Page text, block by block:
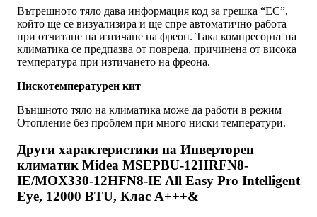
Вътрешното тяло дава информация код за грешка “EC”,
който ще се визуализира и ще спре автоматично работа
при отчитане на изтичане на фреон. Така компресорът на
климатика се предпазва от повреда, причинена от висока
температура при изтичането на фреона.
Нискотемпературен кит
Външното тяло на климатика може да работи в режим
Отопление без проблем при много ниски температури.
Други характеристики на Инверторен
климатик Midea MSEPBU-12HRFN8-
IE/MOX330-12HFN8-IE All Easy Pro Intelligent
Eye, 12000 BTU, Клас A+++&